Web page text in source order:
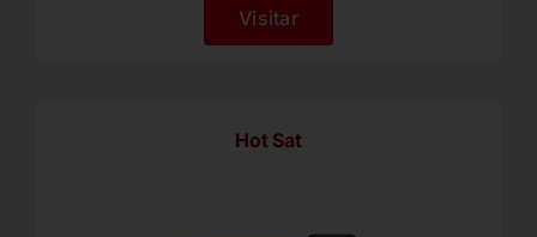
Visitar
Hot Sat